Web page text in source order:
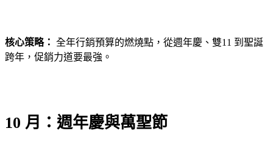
核心策略： 全年行銷預算的燃燒點，從週年慶、雙11 到聖誕
跨年，促銷力道要最強。
10 月：週年慶與萬聖節